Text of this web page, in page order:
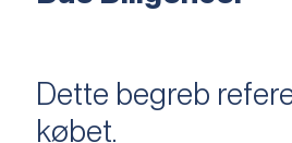
Dette begreb
købet.